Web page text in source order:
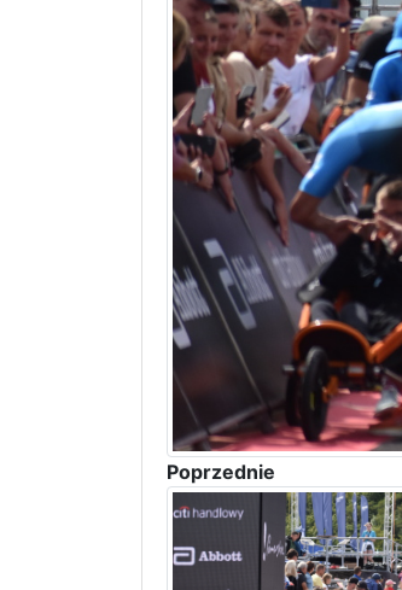
Poprzednie